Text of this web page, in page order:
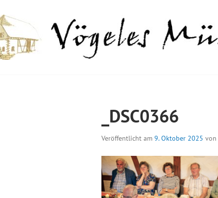
zum
Inhalt
_DSC0366
Veröffentlicht am 9. Oktober 2025 von